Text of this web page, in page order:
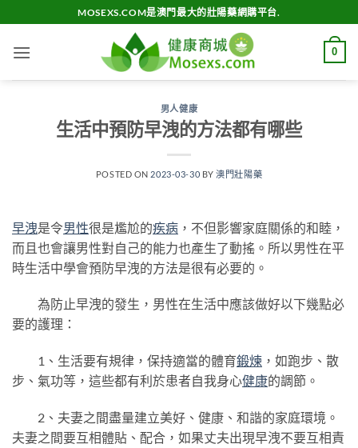
to
content
MOSEXS.COM是澳門最大的壯陽藥網購平台.
0
男人健康
生活中預防早洩的方法都有哪些
POSTED ON 2023-03-30 BY澳門壯陽藥
早洩是令男性很是尷尬的疾病 ，不但影響家庭關係的和睦，
而且也會讓男性對自己的能力也產生了動搖。所以男性在平
時生活中學會預防早洩的方法是很有必要的。
為防止早洩的發生，男性在生活中應該做好以下幾點必
要的護理：
1、生活要有規律，保持適當的體育鍛煉 ，如跑步、散
步、氣功等，這些都有利於患者自我身心健康的調節。
2、夫妻之間盡量建立美好、健康、和諧的家庭環境。
夫妻之間要互相體貼、配合，如果丈夫出現早洩不要互相責